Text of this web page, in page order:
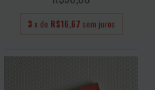
3 x de R$16,67 sem juros